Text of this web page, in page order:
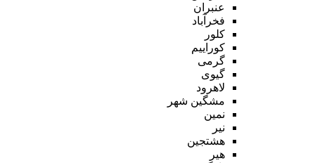
عنبران
فخرآباد
کلور
کوراییم
گرمی
گیوی
لاهرود
مشگین شهر
نمین
نیر
هشتجین
هیر